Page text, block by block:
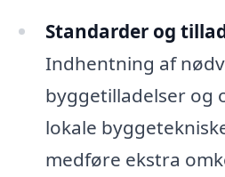
Standarder og
Indhentning af
byggetilladelser og
lokale
medføre ekstra